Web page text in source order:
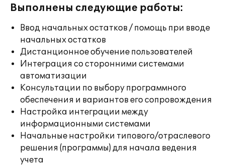
Выполнены следующие работы:
Ввод начальных остатков / помощь при вводе
начальных остатков
Дистанционное обучение пользователей
Интеграция со сторонними системами
автоматизации
Консультации по выбору программного
обеспечения и вариантов его сопровождения
Настройка интеграции между
информационными системами
Начальные настройки типового/отраслевого
решения (программы) для начала ведения
учета